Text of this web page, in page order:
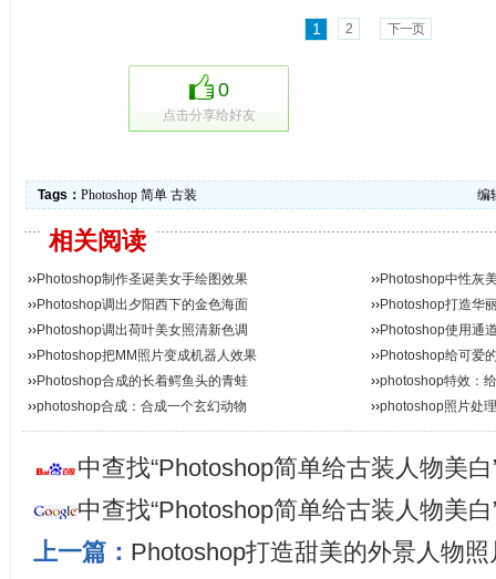
1 2 下一页
0
点击分享给好友
Tags： Photoshop 简单 古装 编
相关阅读
››Photoshop制作圣诞美女手绘图效果 ››Photoshop中性灰
››Photoshop调出夕阳西下的金色海面 ››Photoshop打造华
››Photoshop调出荷叶美女照清新色调 ››Photoshop使用通
››Photoshop把MM照片变成机器人效果 ››Photoshop给可爱
››Photoshop合成的长着鳄鱼头的青蛙 ››photoshop特效：
››photoshop合成：合成一个玄幻动物 ››photoshop照片处
中查找“Photoshop简单给古装人物美
中查找“Photoshop简单给古装人物美
上一篇： Photoshop打造甜美的外景人物照